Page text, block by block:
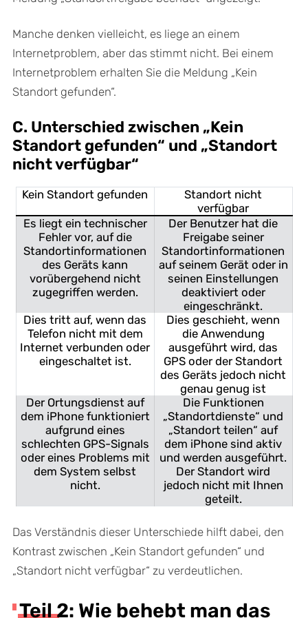
Manche denken vielleicht, es liege an einem
Internetproblem, aber das stimmt nicht. Bei einem
Internetproblem erhalten Sie die Meldung „Kein
Standort gefunden“.
C. Unterschied zwischen „Kein
Standort gefunden“ und „Standort
nicht verfügbar“
Kein Standort gefunden
Standort nicht
verfügbar
Es liegt ein technischer
Fehler vor, auf die
Standortinformationen
des Geräts kann
vorübergehend nicht
zugegriffen werden.
Der Benutzer hat die
Freigabe seiner
Standortinformationen
auf seinem Gerät oder in
seinen Einstellungen
deaktiviert oder
eingeschränkt.
Dies tritt auf, wenn das
Telefon nicht mit dem
Internet verbunden oder
eingeschaltet ist.
Dies geschieht, wenn
die Anwendung
ausgeführt wird, das
GPS oder der Standort
des Geräts jedoch nicht
genau genug ist
Der Ortungsdienst auf
dem iPhone funktioniert
aufgrund eines
schlechten GPS-Signals
oder eines Problems mit
dem System selbst
nicht.
Die Funktionen
„Standortdienste“ und
„Standort teilen“ auf
dem iPhone sind aktiv
und werden ausgeführt.
Der Standort wird
jedoch nicht mit Ihnen
geteilt.
Das Verständnis dieser Unterschiede hilft dabei, den
Kontrast zwischen „Kein Standort gefunden“ und
„Standort nicht verfügbar“ zu verdeutlichen.
Teil 2: Wie behebt man das